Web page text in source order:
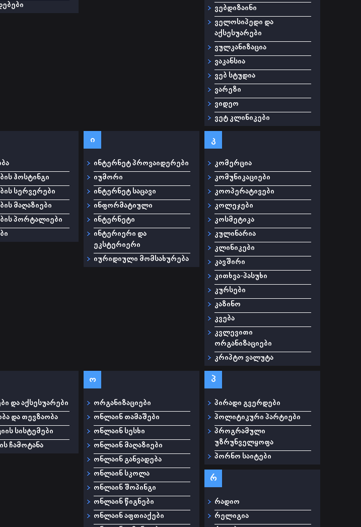
ვებდიზაინი
ველოსიპედი და
აქსესუარები
ვულკანიზაცია
ვაკანსია
ვებ სტუდია
ვარეზი
ვიდეო
ვეტ კლინიკები
ჰოსტინგი
სერვერები
მაღაზიები
პორტალიები
ი
ინტერნეტ პროვაიდერები
იუმორი
ინტერნეტ საცავი
ინფორმატიული
ინტერნეტი
ინტერიერი და
ეკსტერიერი
იურიდიული მომსახურება
კ
კომერცია
კომუნიკაციები
კოოპერატივები
კოლეჯები
კოსმეტიკა
კულინარია
კლინიკები
კავშირი
კითხვა-პასუხი
კურსები
კაზინო
კვება
კვლევითი
ორგანიზაციები
კრიპტო ვალუტა
და აქსესუარები
და თევზაობა
სისტემები
ჩამოტანა
ო
ორგანიზაციები
ონლაინ თამაშები
ონლაინ სესხი
ონლაინ მაღაზიები
ონლაინ განვადება
ონლაინ სკოლა
ონლაინ შოპინგი
ონლაინ წიგნები
ონლაინ აფთიაქები
პ
პირადი გვერდები
პოლიტიკური პარტიები
პროგრამული
უზრუნველყოფა
პორნო საიტები
რ
რადიო
რელიგია